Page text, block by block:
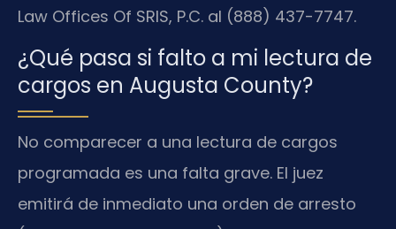
Law Offices Of SRIS, P.C. al (888) 437-7747.
¿Qué pasa si falto a mi lectura de
cargos en Augusta County?
No comparecer a una lectura de cargos
programada es una falta grave. El juez
emitirá de inmediato una orden de arresto